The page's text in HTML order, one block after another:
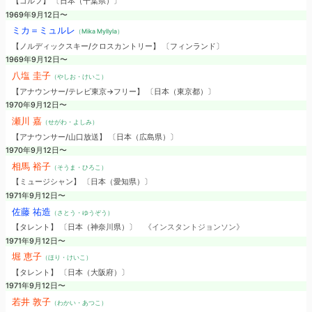
1969年9月12日〜
ミカ＝ミュルレ （Mika Myllyla）
【ノルディックスキー/クロスカントリー】 〔フィンランド〕
1969年9月12日〜
八塩 圭子（やしお・けいこ）
【アナウンサー/テレビ東京→フリー】 〔日本（東京都）〕
1970年9月12日〜
瀬川 嘉（せがわ・よしみ）
【アナウンサー/山口放送】 〔日本（広島県）〕
1970年9月12日〜
相馬 裕子（そうま・ひろこ）
【ミュージシャン】 〔日本（愛知県）〕
1971年9月12日〜
佐藤 祐造 （さとう・ゆうぞう）
【タレント】 〔日本（神奈川県）〕
《インスタントジョンソン》
1971年9月12日〜
堀 恵子（ほり・けいこ）
【タレント】 〔日本（大阪府）〕
1971年9月12日〜
若井 敦子（わかい・あつこ）